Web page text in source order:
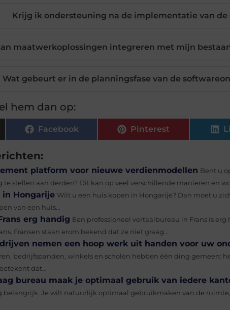
Krijg ik ondersteuning na de implementatie van de
maatwerkoplossingen integreren met mijn
Wat gebeurt er in de planningsfase van de
hem dan op:
Facebook Pinterest
platform voor nieuwe verdienmodellen Bent u
te stellen aan derden? Dit kan op veel verschillende manieren en
in Hongarije Wilt u een huis kopen in Hongarije? Dan moet u
van een huis...
erg handig Een professioneel vertaalbureau in Frans is
Fransen staan erom bekend dat ze niet graag...
nemen een hoop werk uit handen voor uw
bedrijfspanden, winkels en scholen hebben één ding gemeen:
dat...
bureau maak je optimaal gebruik van iedere
belangrijk. Je wilt natuurlijk optimaal gebruikmaken van de